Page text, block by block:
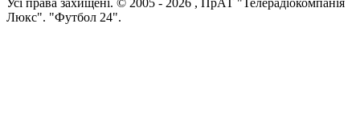
Усi права захищенi. © 2005 - 2026 , ПрАТ "Телерадіокомпанія
Люкс". "Футбол 24".